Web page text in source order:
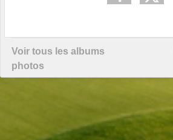
Voir tous les albums
photos